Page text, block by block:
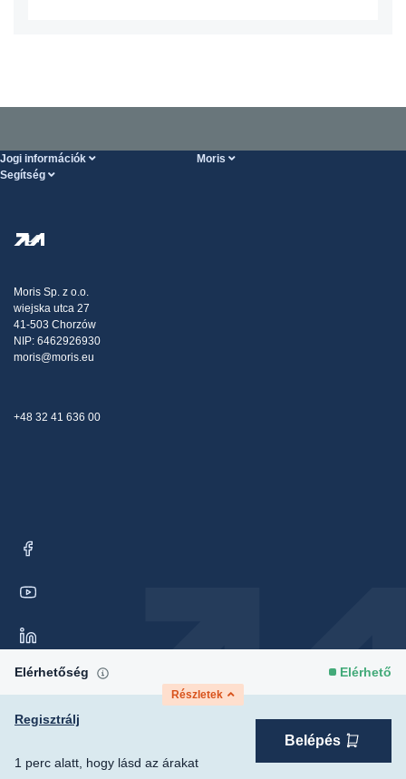
Elérhetőség Elérhető
Részletek
Regisztrálj
1 perc alatt, hogy lásd az árakat
Belépés
Jogi információk Moris
Segítség
Kiszállítás
Panaszok
Moris Sp. z o.o.
wiejska utca 27
41-503 Chorzów
NIP: 6462926930
moris@moris.eu
+48 32 41 636 00
Hozzájárulási
beállítások
Copyright © 2026 Moris Sp. z o. o. Minden jog